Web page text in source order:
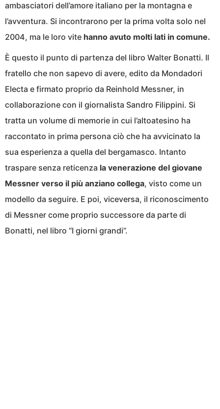
ambasciatori dell’amore italiano per la montagna e
l’avventura. Si incontrarono per la prima volta solo nel
2004, ma le loro vite hanno avuto molti lati in comune.
È questo il punto di partenza del libro Walter Bonatti. Il
fratello che non sapevo di avere, edito da Mondadori
Electa e firmato proprio da Reinhold Messner, in
collaborazione con il giornalista Sandro Filippini. Si
tratta un volume di memorie in cui l’altoatesino ha
raccontato in prima persona ciò che ha avvicinato la
sua esperienza a quella del bergamasco. Intanto
traspare senza reticenza la venerazione del giovane
Messner verso il più anziano collega, visto come un
modello da seguire. E poi, viceversa, il riconoscimento
di Messner come proprio successore da parte di
Bonatti, nel libro “I giorni grandi”.